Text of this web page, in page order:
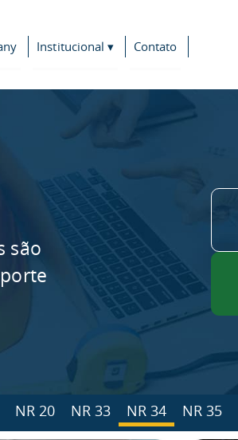
Institucional ▾ Contato
são
NR 20 NR 33 NR 34 NR 35